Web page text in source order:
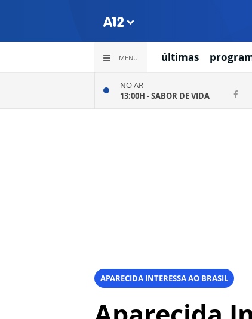
MENU últimas
NO AR
13:00H -SABOR DE VIDA
APARECIDA INTERESSA AO BRASIL